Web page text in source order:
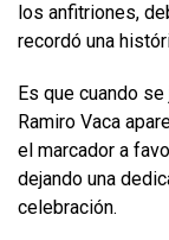
los anfitriones,
recordó una
Es que cuando
Ramiro Vaca
el marcador a
dejando una
celebración.